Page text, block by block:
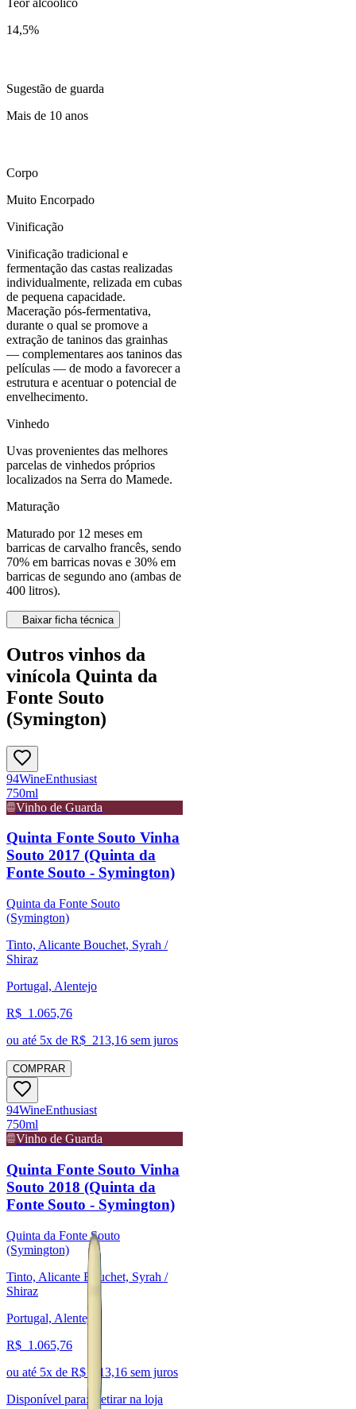
14,5%
Sugestão de guarda
Mais de 10 anos
Corpo
Muito Encorpado
Vinificação
Vinificação tradicional e
fermentação das castas realizadas
individualmente, relizada em cubas
de pequena capacidade.
Maceração pós-fermentativa,
durante o qual se promove a
extração de taninos das grainhas
— complementares aos taninos das
películas — de modo a favorecer a
estrutura e acentuar o potencial de
envelhecimento.
Vinhedo
Uvas provenientes das melhores
parcelas de vinhedos próprios
localizados na Serra do Mamede.
Maturação
Maturado por 12 meses em
barricas de carvalho francês, sendo
70% em barricas novas e 30% em
barricas de segundo ano (ambas de
400 litros).
Baixar ficha técnica
Outros vinhos da
vinícola Quinta da
Fonte Souto
(Symington)
94WineEnthusiast
750ml
Vinho de Guarda
Quinta Fonte Souto Vinha
Souto 2017 (Quinta da
Fonte Souto - Symington)
Quinta da Fonte Souto
(Symington)
Tinto, Alicante Bouchet, Syrah /
Shiraz
Portugal, Alentejo
R$ 1.065,76
ou até 5x de R$ 213,16 sem juros
COMPRAR
94WineEnthusiast
750ml
Vinho de Guarda
Quinta Fonte Souto Vinha
Souto 2018 (Quinta da
Fonte Souto - Symington)
Quinta da Fonte Souto
(Symington)
Tinto, Alicante Bouchet, Syrah /
Shiraz
Portugal, Alentejo
R$ 1.065,76
ou até 5x de R$ 213,16 sem juros
Disponível para:
Retirar na loja